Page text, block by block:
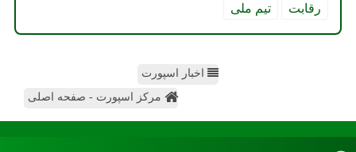
رقابت
تیم ملی
اخبار اسپورت
مرکز اسپورت - صفحه اصلی